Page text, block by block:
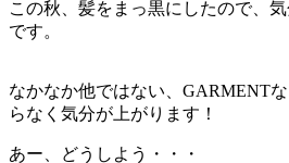
この秋、髪をまっ黒にしたので、
です。
なかなか他ではない、GARMENT
らなく気分が上がります！
あー、どうしよう・・・